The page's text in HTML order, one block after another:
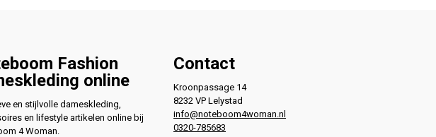
Fashion
online
en stijlvolle dameskleding,
en lifestyle artikelen online bij
4 Woman.
Contact
Kroonpassage 14
8232 VP Lelystad
info@noteboom4woman.nl
0320-785683